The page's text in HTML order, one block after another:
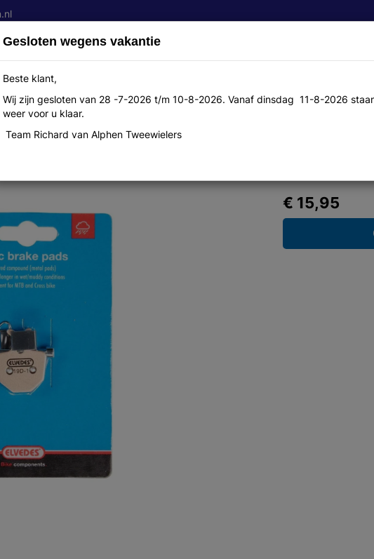
Over ons Contact
oro ds a 2
€ 15,95
Gesloten wegens vakantie
Beste klant,
Wij zijn gesloten van 28 -7-2026 t/m 10-8-2026. Vanaf dinsdag 11-8-2026
weer voor u klaar.
Team Richard van Alphen Tweewielers